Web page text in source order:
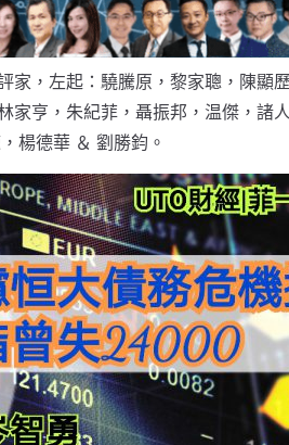
家，左起：驍騰原，黎家聰，陳顯
家亨，朱紀菲，聶振邦，温傑，諸
楊德華 ＆ 劉勝鈞。